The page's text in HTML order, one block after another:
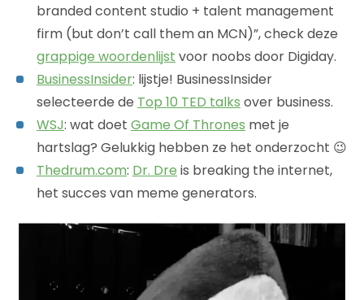
branded content studio + talent management
firm (but don’t call them an MCN)”, check deze
grappige woordenlijst voor noobs door Digiday.
BusinessInsider: lijstje! BusinessInsider
selecteerde de Top 10 TED talks over business.
WSJ: wat doet Game Of Thrones met je
hartslag? Gelukkig hebben ze het onderzocht 😉
Thedrum.com: Dr. Dre is breaking the internet,
het succes van meme generators.